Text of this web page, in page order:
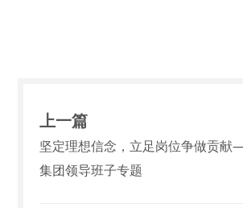
上一篇
坚定理想信念，立足岗位争做贡
集团领导班子专题